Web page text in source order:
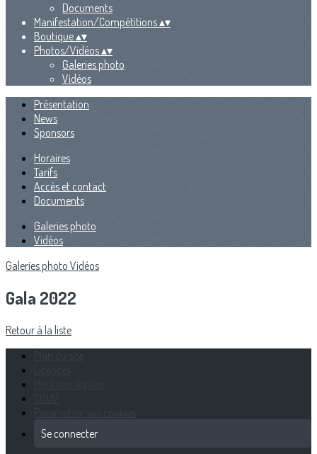
Documents
Manifestation/Compétitions▴▾
Boutique▴▾
Photos/Vidéos▴▾
Galeries photo
Vidéos
Présentation
News
Sponsors
Horaires
Tarifs
Accès et contact
Documents
Galeries photo
Vidéos
Galeries photo Vidéos
Gala 2022
Retour à la liste
Se connecter